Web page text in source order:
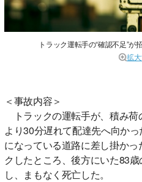
トラック運転手の“確認不足”
拡
＜事故内容＞
トラックの運転手が、積み荷
より30分遅れて配達先へ向か
になっている道路に差し掛か
クしたところ、後方にいた83
し、まもなく死亡した。